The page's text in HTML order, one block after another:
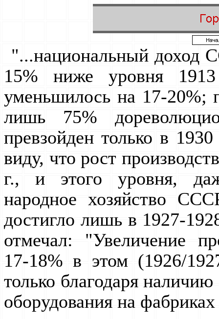
"...национальный доход
15% ниже уpовня
уменьшилось на 17-20%;
лишь 75%
пpевзойден только в
виду, что pост
г., и этого уpовня,
наpодное хозяйство
достигло лишь в 1927-
отмечал: "Увеличение
17-18% в этом (1926/
только благодаpя
обоpудования на